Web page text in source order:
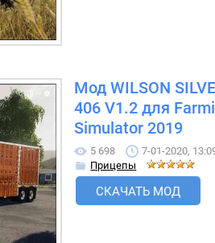
Мод WILSON
406 V1.2 для
Simulator 2019
5 698
7-01-2020,
Прицепы
СКАЧАТЬ МОД